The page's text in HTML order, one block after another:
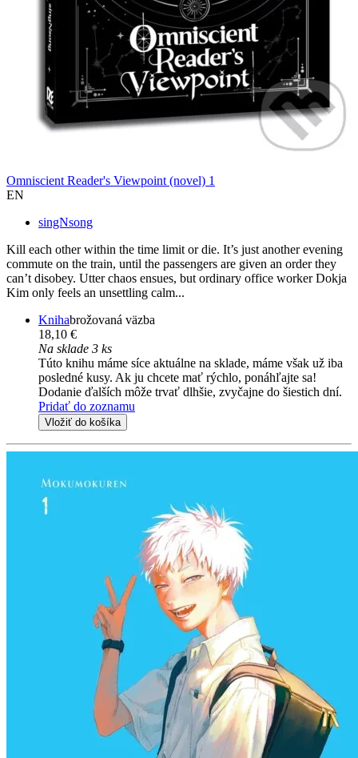
Omniscient Reader's Viewpoint (novel) 1
EN
singNsong
Kill each other within the time limit or die. It’s just another evening
commute on the train, until the passengers are given an order they
can’t disobey. Utter chaos ensues, but ordinary office worker Dokja
Kim only feels an unsettling calm...
Knihabrožovaná väzba
18,10 €
Na sklade 3 ks
Túto knihu máme síce aktuálne na sklade, máme však už iba
posledné kusy. Ak ju chcete mať rýchlo, ponáhľajte sa!
Dodanie ďalších môže trvať dlhšie, zvyčajne do šiestich dní.
Pridať do zoznamu
Vložiť do košíka